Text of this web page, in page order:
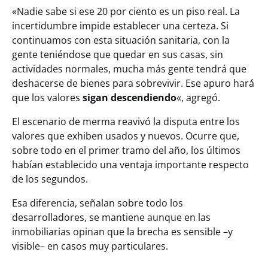
«Nadie sabe si ese 20 por ciento es un piso real. La
incertidumbre impide establecer una certeza. Si
continuamos con esta situación sanitaria, con la
gente teniéndose que quedar en sus casas, sin
actividades normales, mucha más gente tendrá que
deshacerse de bienes para sobrevivir. Ese apuro hará
que los valores sigan descendiendo«, agregó.
El escenario de merma reavivó la disputa entre los
valores que exhiben usados y nuevos. Ocurre que,
sobre todo en el primer tramo del año, los últimos
habían establecido una ventaja importante respecto
de los segundos.
Esa diferencia, señalan sobre todo los
desarrolladores, se mantiene aunque en las
inmobiliarias opinan que la brecha es sensible –y
visible– en casos muy particulares.